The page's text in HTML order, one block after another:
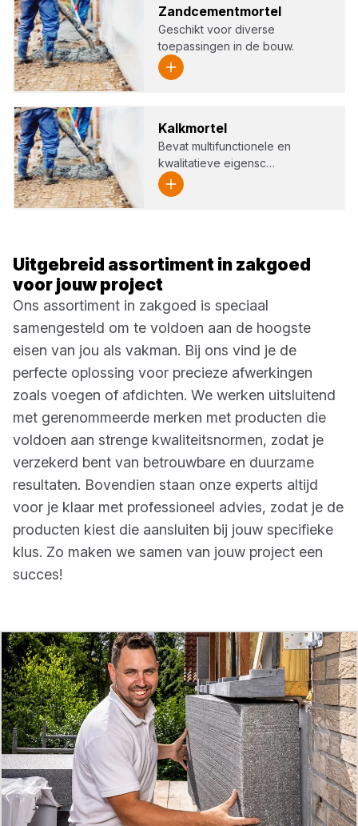
Zand­ce­ment­mor­tel
Geschikt voor diverse
toepassingen in de bouw.
Kalk­mor­tel
Bevat multifunctionele en
kwalitatieve eigensc…
Uitgebreid assortiment in zakgoed
voor jouw project
Ons assortiment in zakgoed is speciaal
samengesteld om te voldoen aan de hoogste
eisen van jou als vakman. Bij ons vind je de
perfecte oplossing voor precieze afwerkingen
zoals voegen of afdichten. We werken uitsluitend
met gerenommeerde merken met producten die
voldoen aan strenge kwaliteitsnormen, zodat je
verzekerd bent van betrouwbare en duurzame
resultaten. Bovendien staan onze experts altijd
voor je klaar met professioneel advies, zodat je de
producten kiest die aansluiten bij jouw specifieke
klus. Zo maken we samen van jouw project een
succes!